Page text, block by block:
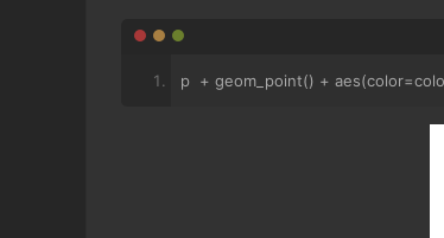
p + geom_point() + aes(color=